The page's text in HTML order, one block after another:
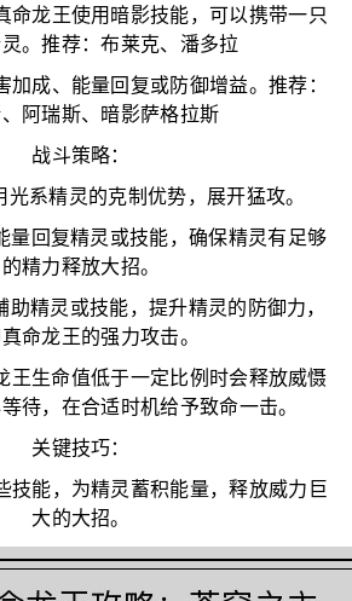
命龙王使用暗影技能，可以携带一只
。推荐：布莱克、潘多拉
成、能量回复或防御增益。推荐：
阿瑞斯、暗影萨格拉斯
战斗策略：
光系精灵的克制优势，展开猛攻。
量回复精灵或技能，确保精灵有足够
的精力释放大招。
精灵或技能，提升精灵的防御力，
命龙王的强力攻击。
王生命值低于一定比例时会释放威慑
待，在合适时机给予致命一击。
关键技巧：
技能，为精灵蓄积能量，释放威力巨
大的大招。